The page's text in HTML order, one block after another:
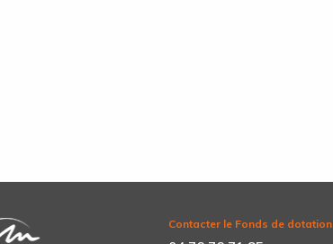
Contacter le Fonds de dotation